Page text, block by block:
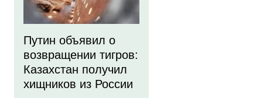
Путин объявил о
возвращении тигров:
Казахстан получил
хищников из России